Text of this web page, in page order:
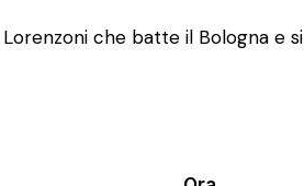
che batte il Bologna e